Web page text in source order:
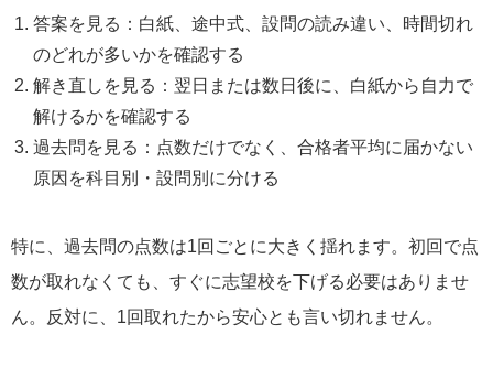
答案を見る：白紙、途中式、設問の読み違い、時間切れ
のどれが多いかを確認する
解き直しを見る：翌日または数日後に、白紙から自力で
解けるかを確認する
過去問を見る：点数だけでなく、合格者平均に届かない
原因を科目別・設問別に分ける
特に、過去問の点数は1回ごとに大きく揺れます。初回で点
数が取れなくても、すぐに志望校を下げる必要はありませ
ん。反対に、1回取れたから安心とも言い切れません。